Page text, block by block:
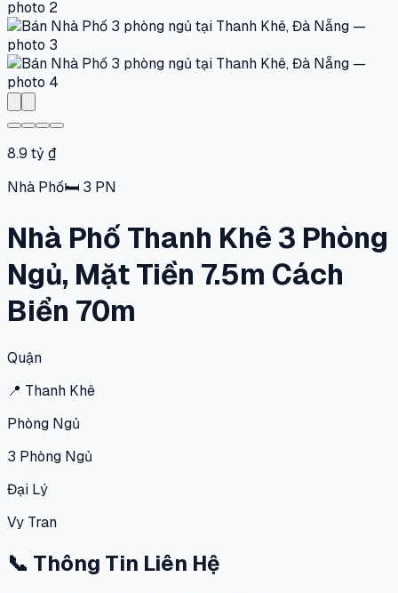
8.9 tỷ ₫
Nhà Phố🛏 3 PN
Nhà Phố Thanh Khê 3 Phòng
Ngủ, Mặt Tiền 7.5m Cách
Biển 70m
Quận
📍 Thanh Khê
Phòng Ngủ
3 Phòng Ngủ
Đại Lý
Vy Tran
📞 Thông Tin Liên Hệ